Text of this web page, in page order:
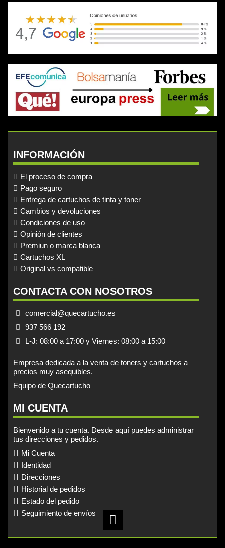
INFORMACIÓN
El proceso de compra
Pago seguro
Entrega de cartuchos de tinta y toner
Cambios y devoluciones
Condiciones de uso
Opinión de clientes
Premiun o marca blanca
Cartuchos XL
Original vs compatible
CONTACTA CON NOSOTROS
comercial@quecartucho.es
937 566 192
L-J: 08:00 a 17:00 y Viernes: 08:00 a 15:00
Empresa dedicada a la venta de toners y cartuchos a
precios muy asequibles.
Equipo de Quecartucho
MI CUENTA
Bienvenido a tu cuenta. Desde aquí puedes administrar
tus direcciones y pedidos.
Mi Cuenta
Identidad
Direcciones
Historial de pedidos
Estado del pedido
Seguimiento de envíos